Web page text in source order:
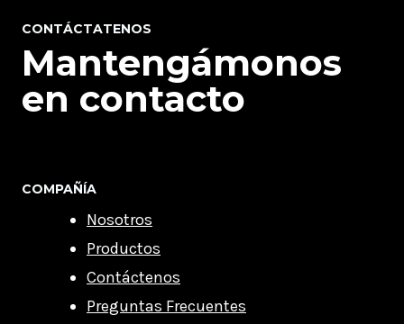
CONTÁCTATENOS
Mantengámonos
en contacto
COMPAÑÍA
Nosotros
Productos
Contáctenos
Preguntas Frecuentes